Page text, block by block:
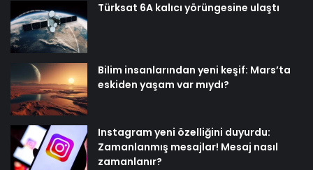
Türksat 6A kalıcı yörüngesine ulaştı
Bilim insanlarından yeni keşif: Mars’ta
eskiden yaşam var mıydı?
Instagram yeni özelliğini duyurdu:
Zamanlanmış mesajlar! Mesaj nasıl
zamanlanır?